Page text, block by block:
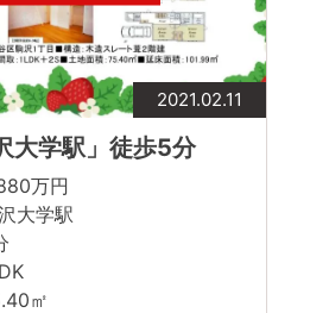
2021.02.11
大学駅」徒歩5分
万円
大学駅
㎡